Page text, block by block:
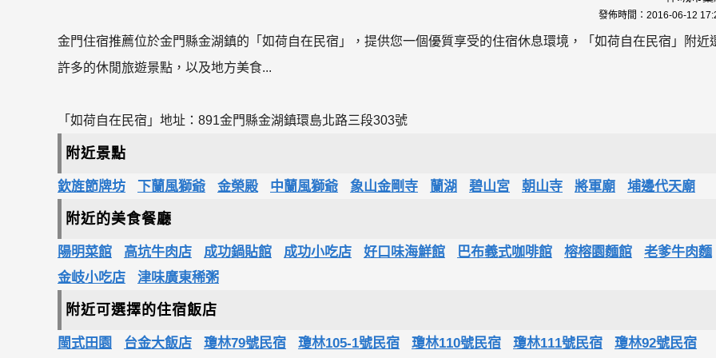
發佈時間： 2016-06-12
金門住宿推薦位於金門縣金湖鎮的「如荷自在民宿」，提供您一個優質享受的住宿休息環境，「如荷自在民宿」附近
許多的休閒旅遊景點，以及地方美食...
「如荷自在民宿」地址：891金門縣金湖鎮環島北路三段303號
附近景點
欽旌節牌坊 下蘭風獅爺 金榮殿 中蘭風獅爺 象山金剛寺 蘭湖 碧山宮 朝山寺 將軍廟 埔邊代天廟
附近的美食餐廳
陽明菜館 高坑牛肉店 成功鍋貼館 成功小吃店 好口味海鮮館 巴布義式咖啡館 榕榕園麵館
老爹牛肉麵
金岐小吃店
津味廣東稀粥
附近可選擇的住宿飯店
閩式田園 台金大飯店 瓊林79號民宿 瓊林105-1號民宿 瓊林110號民宿 瓊林111號民宿
瓊林92號民宿